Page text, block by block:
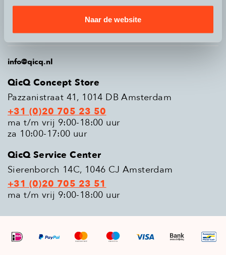
Naar de website
Productgroepen
Populaire modellen
info@qicq.nl
QicQ Concept Store
Pazzanistraat 41, 1014 DB Amsterdam
+31 (0)20 705 23 50
ma t/m vrij 9:00-18:00 uur
za 10:00-17:00 uur
QicQ Service Center
Sierenborch 14C, 1046 CJ Amsterdam
+31 (0)20 705 23 51
ma t/m vrij 9:00-18:00 uur